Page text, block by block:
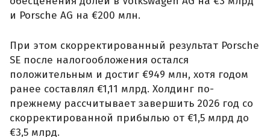
и Porsche AG на €200 млн.
При этом скорректированный результат Porsche
SE после налогообложения остался
положительным и достиг €949 млн, хотя годом
ранее составлял €1,11 млрд. Холдинг по-
прежнему рассчитывает завершить 2026 год со
скорректированной прибылью от €1,5 млрд до
€3,5 млрд.